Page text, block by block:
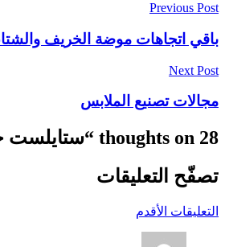
Previous Post
باقي اتجاهات موضة الخريف والشتاء 18-
Next Post
مجالات تصنيع الملابس
28 thoughts on “ ستايلست
تصفّح التعليقات
التعليقات الأقدم